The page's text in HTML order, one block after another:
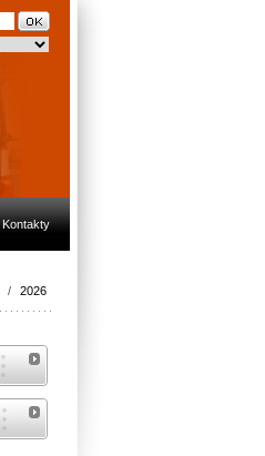
Kontakty
/ 2026